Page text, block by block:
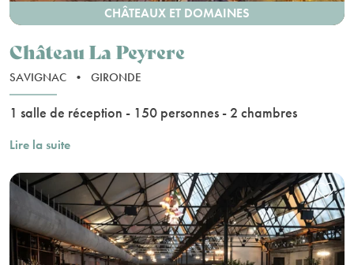
CHÂTEAUX ET DOMAINES
Château La Peyrere
SAVIGNAC • GIRONDE
1 salle de réception - 150 personnes - 2 chambres
Lire la suite